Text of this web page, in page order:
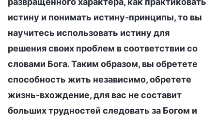
истину и понимать истину-принципы, то вы
научитесь использовать истину для
решения своих проблем в соответствии со
словами Бога. Таким образом, вы обретете
способность жить независимо, обретете
жизнь-вхождение, для вас не составит
больших трудностей следовать за Богом и